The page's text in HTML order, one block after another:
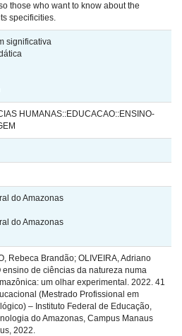
those who want to know about the
specificities.
significativa
HUMANAS::EDUCACAO::ENSINO-
do Amazonas
do Amazonas
Rebeca Brandão; OLIVEIRA, Adriano
ensino de ciências da natureza numa
um olhar experimental. 2022. 41
(Mestrado Profissional em
– Instituto Federal de Educação,
do Amazonas, Campus Manaus
2022.